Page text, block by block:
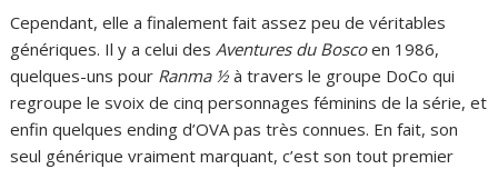
Cependant, elle a finalement fait assez peu de véritables
génériques. Il y a celui desAventures du Boscoen 1986,
quelques-uns pour Ranma ½ à travers le groupe DoCo qui
regroupe le svoix de cinq personnages féminins de la série, et
enfin quelques ending d’OVA pas très connues. En fait, son
seul générique vraiment marquant, c’est son tout premier